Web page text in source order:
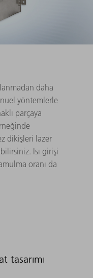
daha
yöntemlerle
parçaya
dikişleri lazer
Isı girişi
oranı da
tasarımı